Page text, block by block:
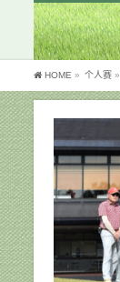
HOME » 个人赛 »